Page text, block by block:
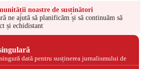
noastre de susținători
ne ajută să planificăm și să continuăm să
și echidistant
dată pentru susținerea jurnalismului de